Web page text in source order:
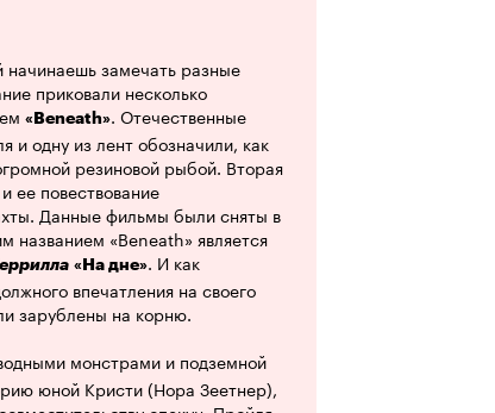
внутри коллектива друзей. Упор
дне' самый большой плюс, сделав
похвалы, не меньше как и
в какой-то тонкой цветной
просмотра. Фильм не
съемками, но тем не менее
справились все, сыграв ярко,
Джессику Эмли, которая
и жизни главной героини и
фильма. Это уже не первая
большой опыт в подобном
'Город демонов 2', в 'Собирателе
'Огненном шторме', 'Абсолютном
замечать разные
приковали несколько
«Beneath». Отечественные
и одну из лент обозначили, как
резиновой рыбой. Вторая
ее повествование
Данные фильмы были сняты в
названием «Beneath» является
«На дне». И как
впечатления на своего
зарублены на корню.
монстрами и подземной
юной Кристи (Нора Зеетнер),